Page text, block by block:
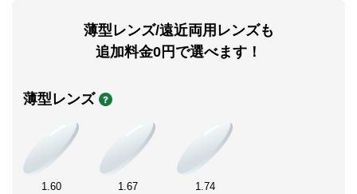
薄型レンズ/遠近両用レンズも
追加料金0円で選べます！
薄型レンズ
1.60 1.67 1.74